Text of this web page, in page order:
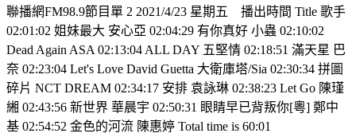
聯播網FM98.9節目單 2 2021/4/23 星期五
播出時間 Title 歌手
02:01:02 姐妹最大 安心亞 02:04:29 有你真好 小蟲 02:10:02
Dead Again ASA 02:13:04 ALL DAY 五堅情 02:18:51 滿天星 巴
奈 02:23:04 Let's Love David Guetta 大衛庫塔/Sia 02:30:34 拼圖
碎片 NCT DREAM 02:34:17 安排 袁詠琳 02:38:23 Let Go 陳瑾
緗 02:43:56 新世界 華晨宇 02:50:31 眼睛早已背叛你[粵] 鄭中
基 02:54:52 金色的河流 陳惠婷 Total time is 60:01